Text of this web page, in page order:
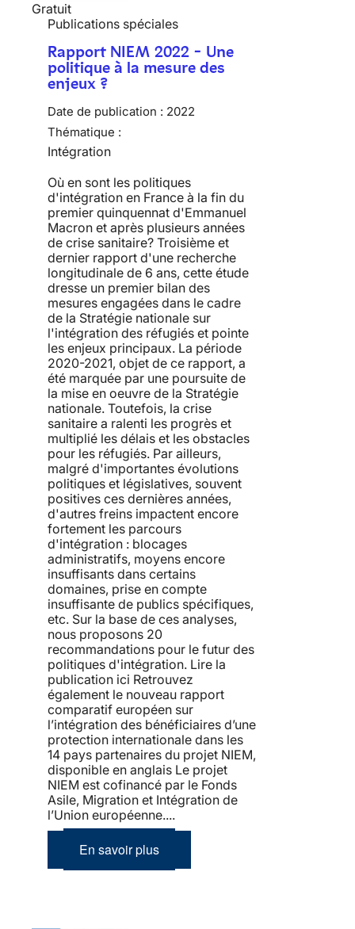
Gratuit
Publications spéciales
Rapport NIEM 2022 - Une
politique à la mesure des
enjeux ?
Date de publication : 2022
Thématique :
Intégration
Où en sont les politiques
d'intégration en France à la fin du
premier quinquennat d'Emmanuel
Macron et après plusieurs années
de crise sanitaire? Troisième et
dernier rapport d'une recherche
longitudinale de 6 ans, cette étude
dresse un premier bilan des
mesures engagées dans le cadre
de la Stratégie nationale sur
l'intégration des réfugiés et pointe
les enjeux principaux. La période
2020-2021, objet de ce rapport, a
été marquée par une poursuite de
la mise en oeuvre de la Stratégie
nationale. Toutefois, la crise
sanitaire a ralenti les progrès et
multiplié les délais et les obstacles
pour les réfugiés. Par ailleurs,
malgré d'importantes évolutions
politiques et législatives, souvent
positives ces dernières années,
d'autres freins impactent encore
fortement les parcours
d'intégration : blocages
administratifs, moyens encore
insuffisants dans certains
domaines, prise en compte
insuffisante de publics spécifiques,
etc. Sur la base de ces analyses,
nous proposons 20
recommandations pour le futur des
politiques d'intégration. Lire la
publication ici Retrouvez
également le nouveau rapport
comparatif européen sur
l’intégration des bénéficiaires d’une
protection internationale dans les
14 pays partenaires du projet NIEM,
disponible en anglais Le projet
NIEM est cofinancé par le Fonds
Asile, Migration et Intégration de
l’Union européenne....
En savoir plus